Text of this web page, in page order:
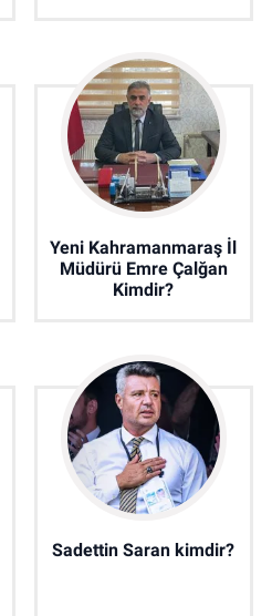
Yeni Kahramanmaraş İl
Müdürü Emre Çalğan
Kimdir?
Sadettin Saran kimdir?